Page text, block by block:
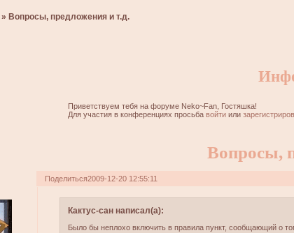
» Вопросы, предложения и т.д.
Приветствуем тебя на форуме Neko~Fan, Гостяшка!
Для участия в конференциях просьба войти или
Вопросы,
Поделиться2009-12-20 12:55:11
Кактус-сан написал(а):
Было бы неплохо включить в правила пункт, сообщающий о